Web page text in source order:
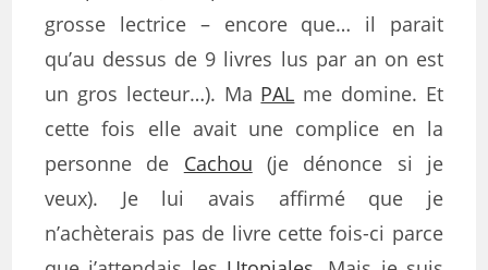
grosse lectrice – encore que… il parait
qu’au dessus de 9 livres lus par an on est
un gros lecteur…). Ma PAL me domine. Et
cette fois elle avait une complice en la
personne de Cachou (je dénonce si je
veux). Je lui avais affirmé que je
n’achèterais pas de livre cette fois-ci parce